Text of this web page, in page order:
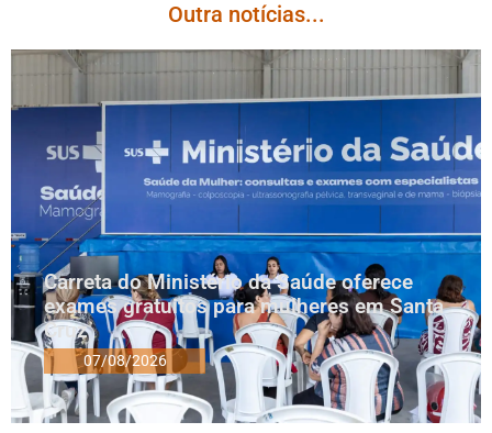
Outra notícias...
Carreta do Ministério da Saúde oferece
exames gratuitos para mulheres em Santa
Cruz
07/08/2026